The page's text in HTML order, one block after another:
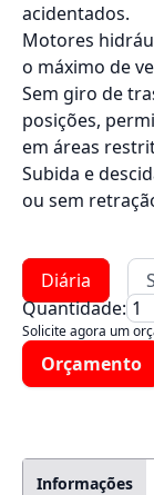
acidentados.
Motores
o máximo de
Sem giro de
posições,
em áreas
Subida e
ou sem
Diária
Quantidade:
Solicite agora um
Orçamento
Informações